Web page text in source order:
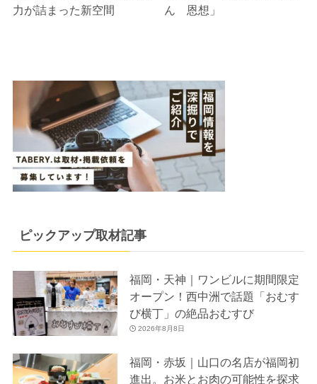
力が詰まった新空間
ん 恩想」
ピックアップ取材記事
福岡・天神｜ワンビルに期間限定
オープン！西中洲で話題「おむす
び横丁」の絶品おむすび
2026年8月8日
福岡・赤坂｜山口の名店が福岡初
進出。お米とお肉の可能性を探求